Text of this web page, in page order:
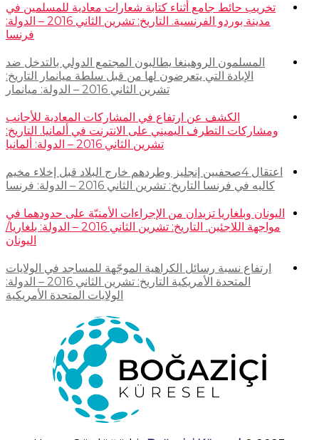
تخريب حائط جامع أثناء كتابة شعارات معادية للمسلمين في
مدينة بوردو الفرنسية. التاريخ: تشرين الثاني 2016 – الدولة:
فرنسا
المسلمون الروهينغا يطالبون المجتمع الدولي بالتدخل ضد
الإبادة التي يتعرضون لها من قبل سلطة ميانمار التاريخ:
تشرين الثاني 2016 – الدولة: ميانمار
الكشف عن ارتفاع في المشاركات المعادية للأجانب
ومشاركات التطرف اليميني على الانترنت في ألمانيا. التاريخ:
تشرين الثاني 2016 – الدولة: ألمانيا
اعتقال 4صحفيين إنجليز وطردهم خارج البلاد قبل إخلاء مخيم
كاليه في فرنسا التاريخ: تشرين الثاني 2016 – الدولة: فرنسا
اليونان وبلغاريا تزيدان من الإجراءات الأمنيّة على حدودهما في
مواجهة اللاجئين. التاريخ: تشرين الثاني 2016 – الدولة: بلغاريا/
اليونان
ارتفاع نسبة رسائل الكراهية الموجّهة للمساجد في الولايات
المتحدة الأمريكية التاريخ: تشرين الثاني 2016 – الدولة:
الولايات المتحدة الأمريكية